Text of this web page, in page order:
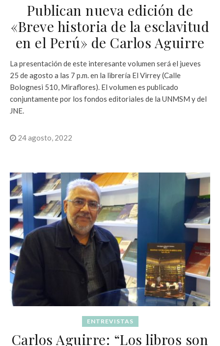
Publican nueva edición de
«Breve historia de la esclavitud
en el Perú» de Carlos Aguirre
La presentación de este interesante volumen será el jueves
25 de agosto a las 7 p.m. en la librería El Virrey (Calle
Bolognesi 510, Miraflores). El volumen es publicado
conjuntamente por los fondos editoriales de la UNMSM y del
JNE.
24 agosto, 2022
ENTREVISTAS
Carlos Aguirre: “Los libros son